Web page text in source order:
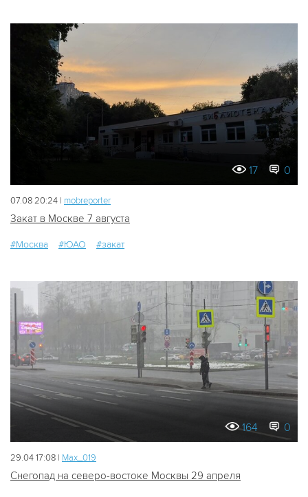
17 0
07.08 20:24 | mobreporter
Закат в Москве 7 августа
#Москва #ЮАО #закат
164 0
29.04 17:08 | Мах_019
Снегопад на северо-востоке Москвы 29 апреля